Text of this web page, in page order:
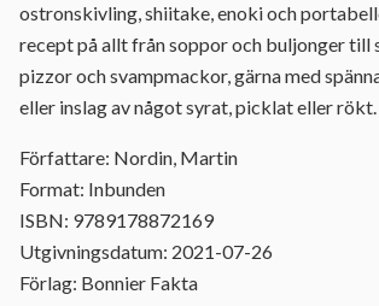
ostronskivling, shiitake, enoki och
recept på allt från soppor och buljonger till
pizzor och svampmackor, gärna med
eller inslag av något syrat, picklat eller rökt.
Författare: Nordin, Martin
Format: Inbunden
ISBN: 9789178872169
Utgivningsdatum: 2021-07-26
Förlag: Bonnier Fakta